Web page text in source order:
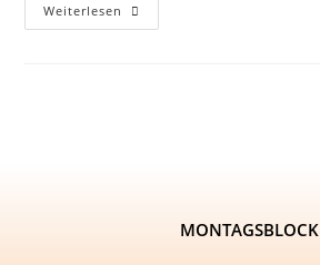
Weiterlesen
MONTAGSBLOCK